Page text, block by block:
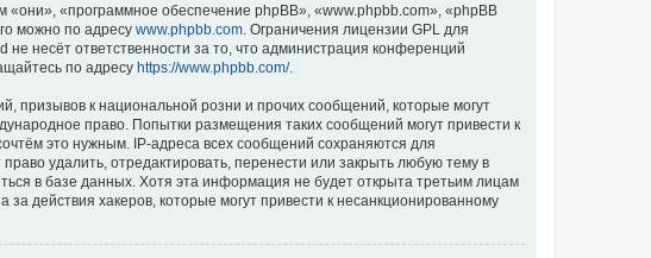
«программное обеспечение phpBB», «www.phpbb.com», «phpBB
можно по адресу www.phpbb.com . Ограничения лицензии GPL для
несёт ответственности за то, что администрация конференций
по адресу https://www.phpbb.com/.
призывов к национальной розни и прочих сообщений, которые могут
право. Попытки размещения таких сообщений могут привести к
это нужным. IP-адреса всех сообщений сохраняются для
удалить, отредактировать, перенести или закрыть любую тему в
в базе данных. Хотя эта информация не будет открыта третьим лицам
действия хакеров, которые могут привести к несанкционированному